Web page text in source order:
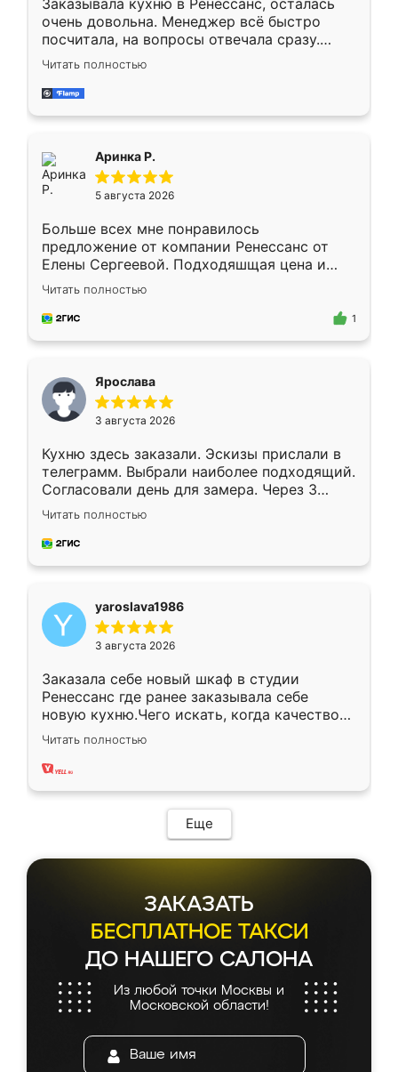
Заказывала кухню в Ренессанс, осталась
очень довольна. Менеджер всё быстро
посчитала, на вопросы отвечала сразу.
Замерщик приехал в субботу, подошёл к
делу со всей ответственностью. Собрали
за день, ребята работали аккуратно, даже
Читать полностью
Аринка Р.
5 августа 2026
Больше всех мне понравилось
предложение от компании Ренессанс от
Елены Сергеевой. Подходяшщая цена и
короткие сроки изготовления. Приехавший
для замера сотрудник Владислав
предложил по моему эскизу самый
Читать полностью
1
Ярослава
3 августа 2026
Кухню здесь заказали. Эскизы прислали в
телеграмм. Выбрали наиболее подходящий.
Согласовали день для замера. Через 3
недели кухня была уже готова. Остались
довольны работой. Спасибо Ренессанс
мебель за качественную работу!
Читать полностью
yaroslava1986
3 августа 2026
Заказала себе новый шкаф в студии
Ренессанс где ранее заказывала себе
новую кухню.Чего искать, когда качеством
вполне довольна. Служит кухня уже почти
два года, нареканий нет.
Читать полностью
Еще
ЗАКАЗАТЬ
БЕСПЛАТНОЕ ТАКСИ
ДО НАШЕГО САЛОНА
Из любой точки Москвы и
Московской области!